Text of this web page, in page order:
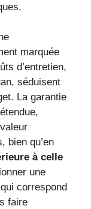
marquée
d’entretien,
séduisent
La garantie
bien qu’en
à celle
une
correspond
faire